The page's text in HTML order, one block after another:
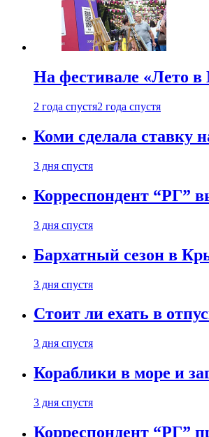
На фестивале «Лето
2 года спустя2 года спустя
Коми сделала ставку
3 дня спустя
Корреспондент “РГ”
3 дня спустя
Бархатный сезон в
3 дня спустя
Стоит ли ехать в
3 дня спустя
Кораблики в море и
3 дня спустя
Корреспондент “РГ”